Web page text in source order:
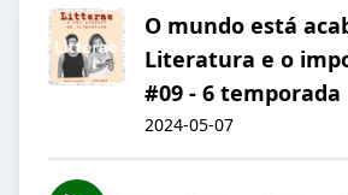
O mundo está
Literatura e o
#09 - 6 temporada
2024-05-07